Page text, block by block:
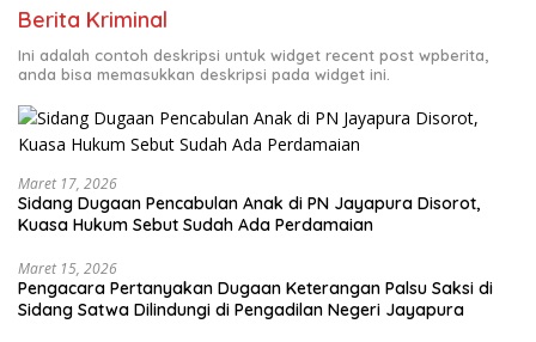
Berita Kriminal
Ini adalah contoh deskripsi untuk widget recent post wpberita,
anda bisa memasukkan deskripsi pada widget ini.
Maret 17, 2026
Sidang Dugaan Pencabulan Anak di PN Jayapura Disorot,
Kuasa Hukum Sebut Sudah Ada Perdamaian
Maret 15, 2026
Pengacara Pertanyakan Dugaan Keterangan Palsu Saksi di
Sidang Satwa Dilindungi di Pengadilan Negeri Jayapura